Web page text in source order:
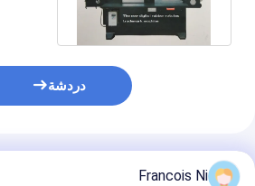
وظيفة الصحافة المعدات
قبل معدات الصحافة
آلة الوسم الليزر
دردشة
المنتجات الموصى بها
Francois Ni